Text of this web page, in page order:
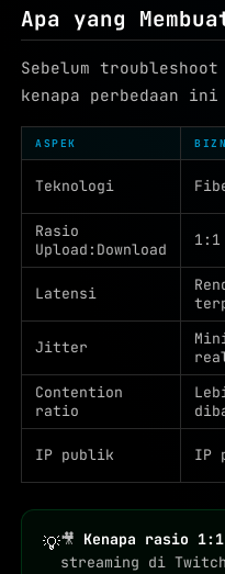
Apa yang
Sebelum
kenapa perbedaan
ASPEK
Teknologi
Rasio
Upload:Download
1:1
Latensi
Jitter
Contention
ratio
IP publik IP
💡🎥 Kenapa rasio
streaming di